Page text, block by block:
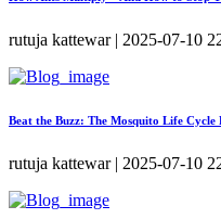
rutuja kattewar | 2025-07-10
Beat the Buzz: The Mosquito Life
rutuja kattewar | 2025-07-10